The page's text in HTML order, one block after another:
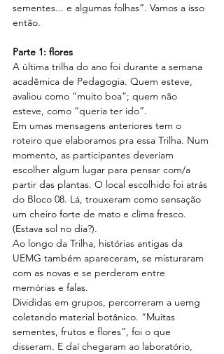
sementes... e algumas folhas”. Vamos a isso
então.
Parte 1: flores
A última trilha do ano foi durante a semana
acadêmica de Pedagogia. Quem esteve,
avaliou como “muito boa”; quem não
esteve, como “queria ter ido”.
Em umas mensagens anteriores tem o
roteiro que elaboramos pra essa Trilha. Num
momento, as participantes deveriam
escolher algum lugar para pensar com/a
partir das plantas. O local escolhido foi atrás
do Bloco 08. Lá, trouxeram como sensação
um cheiro forte de mato e clima fresco.
(Estava sol no dia?).
Ao longo da Trilha, histórias antigas da
UEMG também apareceram, se misturaram
com as novas e se perderam entre
memórias e falas.
Divididas em grupos, percorreram a uemg
coletando material botânico. “Muitas
sementes, frutos e flores”, foi o que
disseram. E daí chegaram ao laboratório,